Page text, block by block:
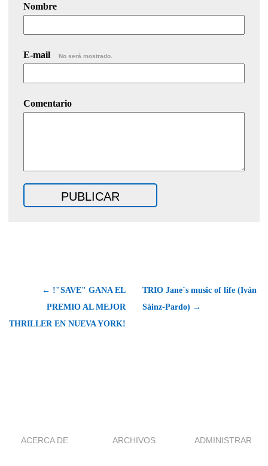
Nombre
E-mail No será mostrado.
Comentario
← !"SAVE" GANA EL
PREMIO AL MEJOR
THRILLER EN NUEVA YORK!
TRIO Jane´s music of life (Iván
Sáinz-Pardo) →
ACERCA DE ARCHIVOS ADMINISTRAR